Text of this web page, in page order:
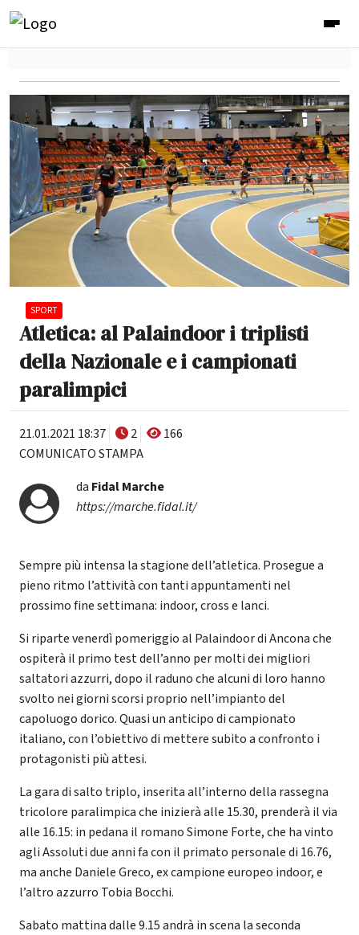
SPORT
Atletica: al Palaindoor i triplisti
della Nazionale e i campionati
paralimpici
21.01.2021 18:37 2
166
COMUNICATO STAMPA
da Fidal Marche
https://marche.fidal.it/
Sempre più intensa la stagione dell’atletica. Prosegue a
pieno ritmo l’attività con tanti appuntamenti nel
prossimo fine settimana: indoor, cross e lanci.
Si riparte venerdì pomeriggio al Palaindoor di Ancona che
ospiterà il primo test dell’anno per molti dei migliori
saltatori azzurri, dopo il raduno che alcuni di loro hanno
svolto nei giorni scorsi proprio nell’impianto del
capoluogo dorico. Quasi un anticipo di campionato
italiano, con l’obiettivo di mettere subito a confronto i
protagonisti più attesi.
La gara di salto triplo, inserita all’interno della rassegna
tricolore paralimpica che inizierà alle 15.30, prenderà il via
alle 16.15: in pedana il romano Simone Forte, che ha vinto
agli Assoluti due anni fa con il primato personale di 16.76,
ma anche Daniele Greco, ex campione europeo indoor, e
l’altro azzurro Tobia Bocchi.
Sabato mattina dalle 9.15 andrà in scena la seconda